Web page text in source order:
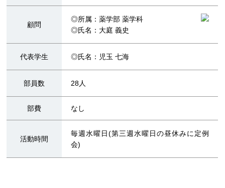
顧問
◎所属：薬学部 薬学科
◎氏名：大庭 義史
代表学生 ◎氏名：児玉 七海
部員数 28人
部費 なし
活動時間
毎週水曜日(第三週水曜日の昼休みに定例
会)